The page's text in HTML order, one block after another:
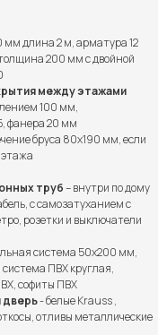
длина 2 м, арматура 12
200 мм с двойной
между этажами
100 мм,
фанера 20 мм
бруса 80х190 мм, если
этажа
труб– внутри по дому
с самозатуханием с
розетки и выключатели
система 50х200 мм,
ПВХ круглая,
софиты ПВХ
дверь- белые Krauss ,
отливы металлические